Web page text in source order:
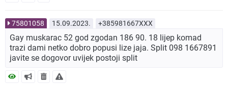
75801058 15.09.2023. +385981667XXX
Gay muskarac 52 god zgodan 186 90. 18 lijep komad
trazi dami netko dobro popusi lize jaja. Split 098 1667891
javite se dogovor uvijek postoji split